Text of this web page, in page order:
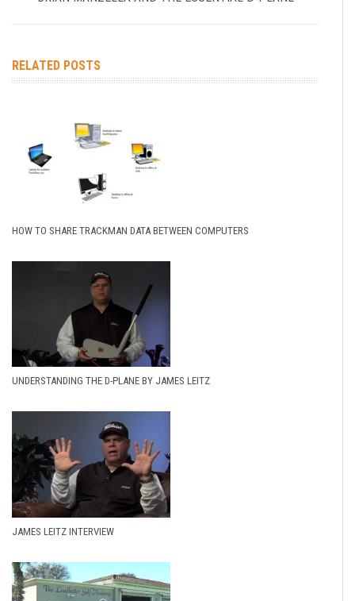
RELATED POSTS
HOW TO SHARE TRACKMAN DATA BETWEEN COMPUTERS
UNDERSTANDING THE D-PLANE BY JAMES LEITZ
JAMES LEITZ INTERVIEW